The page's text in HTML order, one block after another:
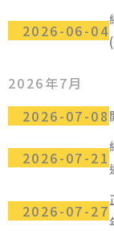
2026-06-04
2026年7月
2026-07-08
2026-07-21
2026-07-27